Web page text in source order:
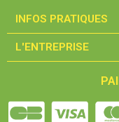
INFOS PRATIQUES​
L'ENTREPRISE​